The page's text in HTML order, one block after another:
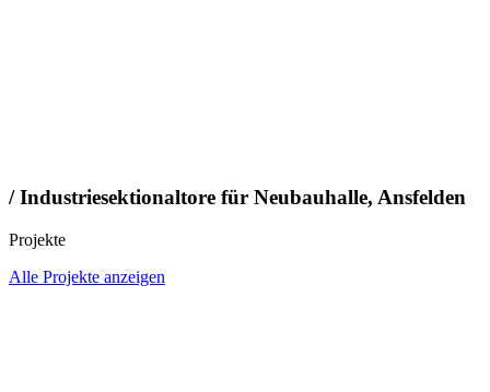
/ Industriesektionaltore für Neubauhalle, Ansfelden
Projekte
Alle Projekte anzeigen